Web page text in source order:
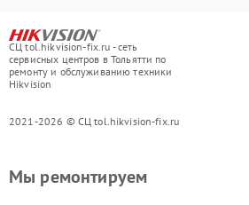
СЦ tol.hikvision-fix.ru - сеть
сервисных центров в Тольятти по
ремонту и обслуживанию техники
Hikvision
2021-2026 © СЦ tol.hikvision-fix.ru
Мы ремонтируем